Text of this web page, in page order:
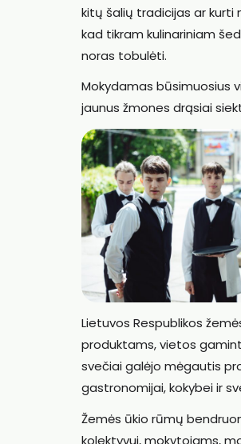
kitų šalių tradicijas ar kurti
kad tikram kulinariniam
noras tobulėti.
Mokydamas būsimuosius
jaunus žmones drąsiai
Lietuvos Respublikos
produktams, vietos
svečiai galėjo mėgautis
gastronomijai, kokybei ir
Žemės ūkio rūmų
kolektyvui, mokytojams,